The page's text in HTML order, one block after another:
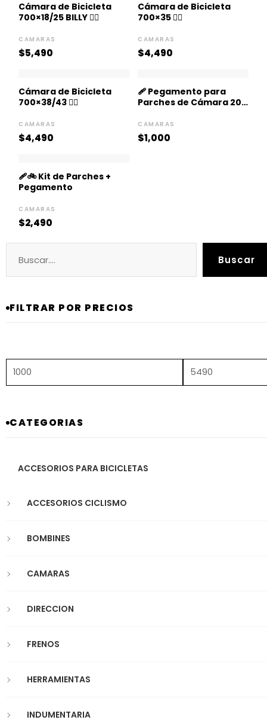
Buscar
FILTRAR POR PRECIOS
CATEGORIAS
ACCESORIOS PARA BICICLETAS
ACCESORIOS CICLISMO
BOMBINES
CAMARAS
DIRECCION
FRENOS
HERRAMIENTAS
INDUMENTARIA
Cámara de Bicicleta
700×18/25 BILLY 🚴‍♀️
CAMARAS
$5,490
Cámara de Bicicleta
700×35 🚴‍♀️
CAMARAS
$4,490
Cámara de Bicicleta
700×38/43 🚴‍♀️
CAMARAS
$4,490
🩹 Pegamento para
Parches de Cámara 20
CAMARAS
$1,000
🩹🚲 Kit de Parches +
Pegamento
CAMARAS
$2,490